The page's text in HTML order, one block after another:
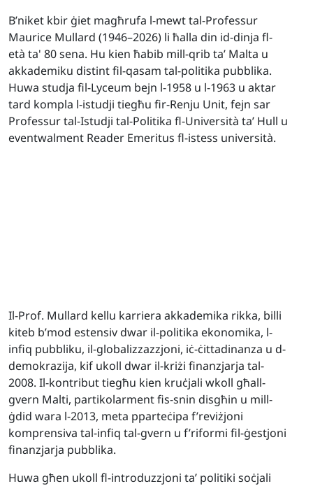
B’niket kbir ġiet magħrufa l-mewt tal-Professur
Maurice Mullard (1946–2026) li ħalla din id-dinja fl-
età ta' 80 sena. Hu kien ħabib mill-qrib ta’ Malta u
akkademiku distint fil-qasam tal-politika pubblika.
Huwa studja fil-Lyceum bejn l-1958 u l-1963 u aktar
tard kompla l-istudji tiegħu fir-Renju Unit, fejn sar
Professur tal-Istudji tal-Politika fl-Università ta’ Hull u
eventwalment Reader Emeritus fl-istess università.
Il-Prof. Mullard kellu karriera akkademika rikka, billi
kiteb b’mod estensiv dwar il-politika ekonomika, l-
infiq pubbliku, il-globalizzazzjoni, iċ-ċittadinanza u d-
demokrazija, kif ukoll dwar il-kriżi finanzjarja tal-
2008. Il-kontribut tiegħu kien kruċjali wkoll għall-
gvern Malti, partikolarment fis-snin disgħin u mill-
ġdid wara l-2013, meta pparteċipa f’reviżjoni
komprensiva tal-infiq tal-gvern u f’riformi fil-ġestjoni
finanzjarja pubblika.
Huwa għen ukoll fl-introduzzjoni ta’ politiki soċjali